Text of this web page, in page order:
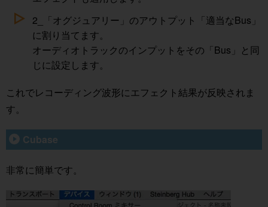
2_「オグジュアリー」のアウトプット「適当なBus」
に割り当てます。
オーディオトラックのインプットをその「Bus」と同
じに設定します。
これでレコーディング波形にエフェクト結果が反映されま
す。
Cubase
非常に簡単です。